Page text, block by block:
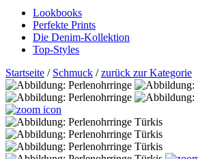
Lookbooks
Perfekte Prints
Die Denim-Kollektion
Top-Styles
Startseite / Schmuck /zurück zur Kategorie